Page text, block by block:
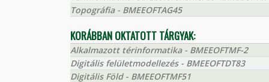
Topográfia - BMEEOFTAG45
KORÁBBAN OKTATOTT TÁRGYAK:
Alkalmazott térinformatika - BMEEOFTMF-2
Digitális felületmodellezés - BMEEOFTDT83
Digitális Föld - BMEEOFTMF51